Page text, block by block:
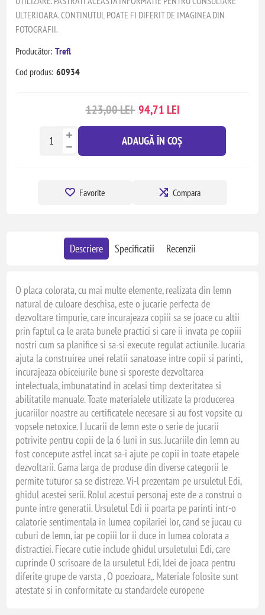
ULTERIOARA. CONTINUTUL POATE FI DIFERIT DE IMAGINEA DIN
FOTOGRAFII.
Producător: Trefl
Cod produs: 60934
123,00 LEI 94,71 LEI
ADAUGĂ ÎN COȘ
Favorite Compara
Descriere Specificatii Recenzii
O placa colorata, cu mai multe elemente, realizata din lemn
natural de culoare deschisa, este o jucarie perfecta de
dezvoltare timpurie, care incurajeaza copiii sa se joace cu altii
prin faptul ca le arata bunele practici si care ii invata pe copiii
nostri cum sa planifice si sa-si execute regulat actiunile. Jucaria
ajuta la construirea unei relatii sanatoase intre copii si parinti,
incurajeaza obiceiurile bune si sporeste dezvoltarea
intelectuala, imbunatatind in acelasi timp dexteritatea si
abilitatile manuale. Toate materialele utilizate la producerea
jucariilor noastre au certificatele necesare si au fost vopsite cu
vopsele netoxice. I Jucarii de lemn este o serie de jucarii
potrivite pentru copii de la 6 luni in sus. Jucariile din lemn au
fost concepute astfel incat sa-i ajute pe copii in toate etapele
dezvoltarii. Gama larga de produse din diverse categorii le
permite tuturor sa se distreze. Vi-l prezentam pe ursuletul Edi,
ghidul acestei serii. Rolul acestui personaj este de a construi o
punte intre generatii. Ursuletul Edi ii poarta pe parinti intr-o
calatorie sentimentala in lumea copilariei lor, cand se jucau cu
cuburi de lemn, iar pe copiii lor ii duce in lumea colorata a
distractiei. Fiecare cutie include ghidul ursuletului Edi, care
cuprinde O scrisoare de la ursuletul Edi, Idei de joaca pentru
diferite grupe de varsta , O poezioara,. Materiale folosite sunt
atestate si in conformitate cu standardele europene